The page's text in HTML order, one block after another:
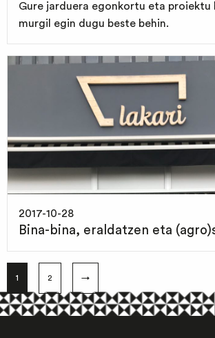
Gure jarduera egonkortu eta proiektu
murgil egin dugu beste behin.
2017-10-28
Bina-bina, eraldatzen eta
1 2 →